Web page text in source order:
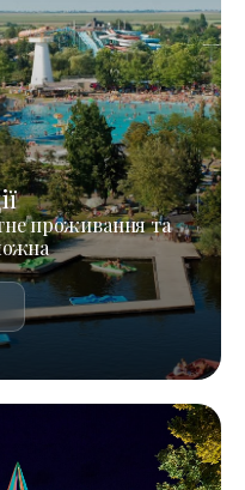
проживання та